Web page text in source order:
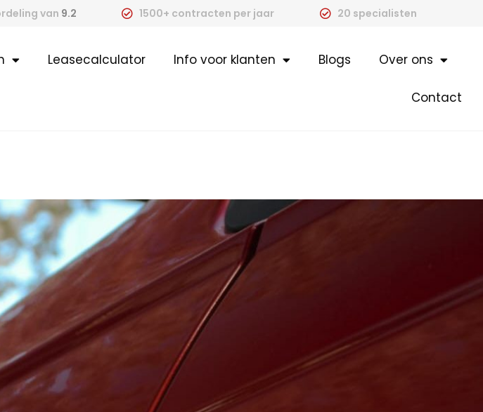
van 9.2 1500+ contracten per jaar 20 specialisten
Leasecalculator Info voor klanten Blogs Over ons
Contact